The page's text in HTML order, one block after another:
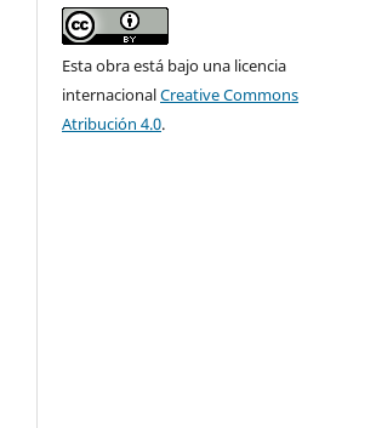
Esta obra está bajo una licencia
internacionalCreative Commons
Atribución 4.0.